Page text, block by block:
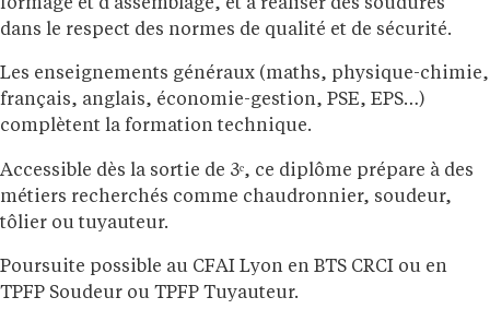
formage et d’assemblage, et à réaliser des soudures
dans le respect des normes de qualité et de sécurité.
Les enseignements généraux (maths, physique-chimie,
français, anglais, économie-gestion, PSE, EPS…)
complètent la formation technique.
Accessible dès la sortie de 3ᵉ, ce diplôme prépare à des
métiers recherchés comme chaudronnier, soudeur,
tôlier ou tuyauteur.
Poursuite possible au CFAI Lyon en BTS CRCI ou en
TPFP Soudeur ou TPFP Tuyauteur.